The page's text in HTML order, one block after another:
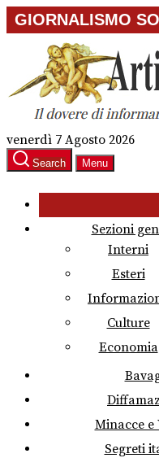
Skip
to
content
GIORNALISMO
venerdì 7 Agosto 2026
Search Menu
Sezioni
Interni
Esteri
Culture
Economia
Minacce e
Segreti